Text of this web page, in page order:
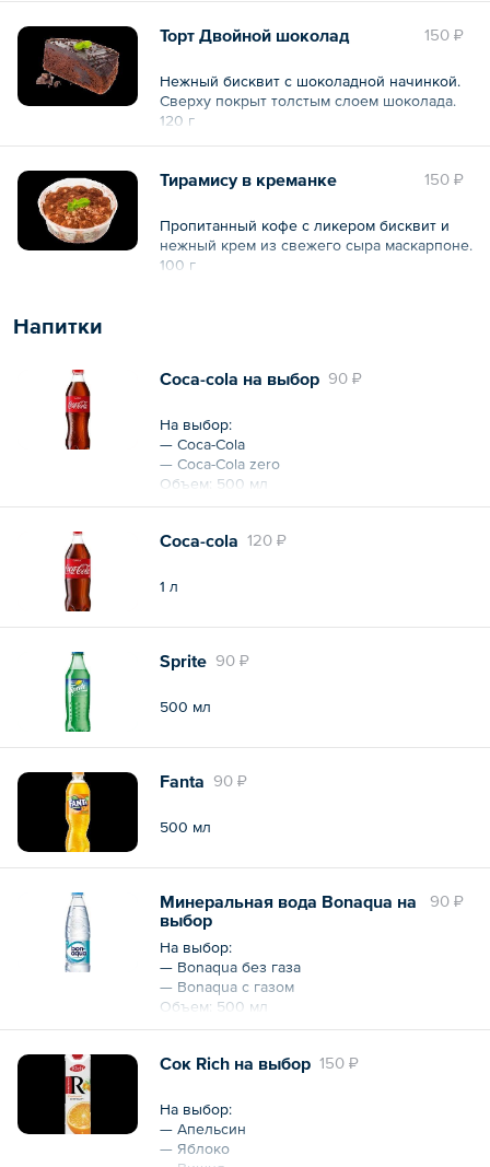
150 ₽
Торт Двойной шоколад
Нежный бисквит с шоколадной начинкой.
Сверху покрыт толстым слоем шоколада.
120 г
150 ₽
Тирамису в креманке
Пропитанный кофе с ликером бисквит и
нежный крем из свежего сыра маскарпоне.
100 г
Напитки
90 ₽
Coca-cola на выбор
На выбор:
— Coca-Cola
— Coca-Cola zero
Объем: 500 мл
120 ₽
Coca-cola
1 л
90 ₽
Sprite
500 мл
90 ₽
Fanta
500 мл
90 ₽
Минеральная вода Bonaqua на
выбор
На выбор:
— Bonaqua без газа
— Bonaqua с газом
Объем: 500 мл
150 ₽
Сок Rich на выбор
На выбор:
— Апельсин
— Яблоко